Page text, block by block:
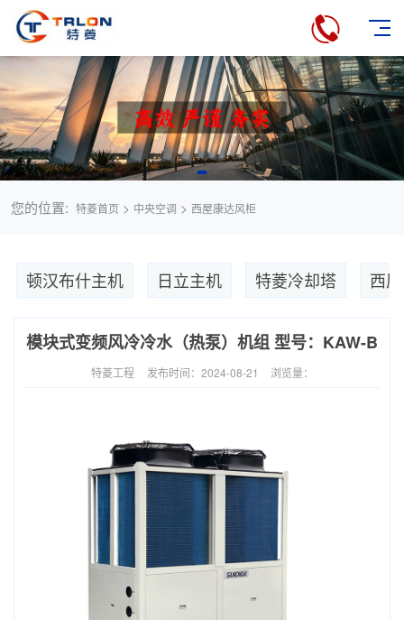
您的位置: 特菱首页 > 中央空调 > 西屋康达风柜
顿汉布什主机 日立主机 特菱冷却塔 西
模块式变频风冷冷水（热泵）机组 型号：KAW-B
特菱工程 发布时间：2024-08-21 浏览量：